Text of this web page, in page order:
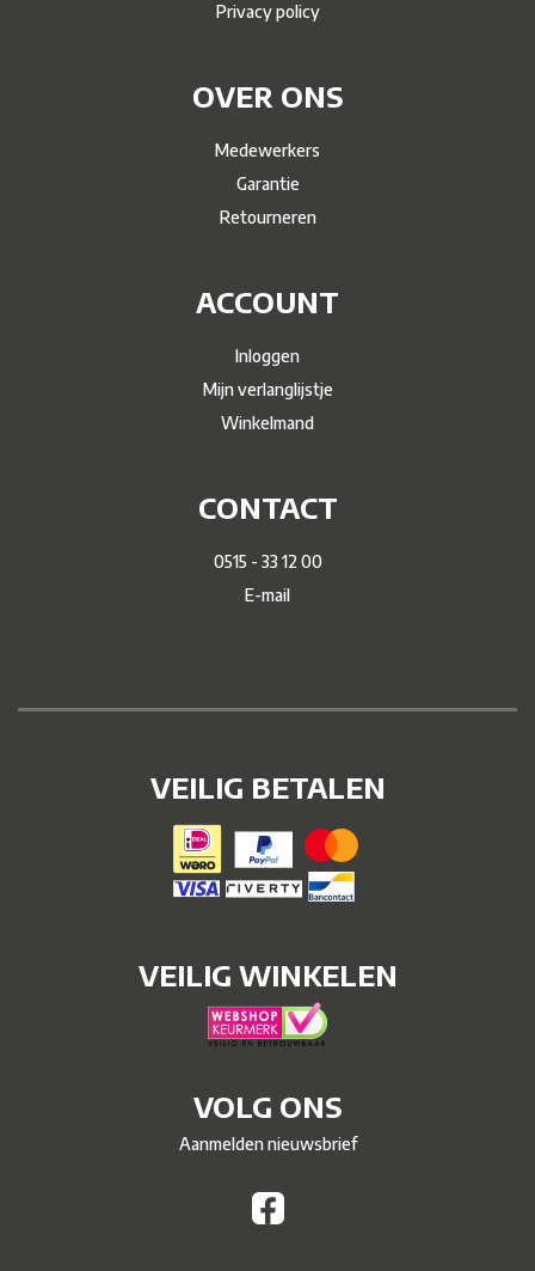
Privacy policy
OVER ONS
Medewerkers
Garantie
Retourneren
ACCOUNT
Inloggen
Mijn verlanglijstje
Winkelmand
CONTACT
0515 - 33 12 00
E-mail
VEILIG BETALEN
VEILIG WINKELEN
VOLG ONS
Aanmelden nieuwsbrief